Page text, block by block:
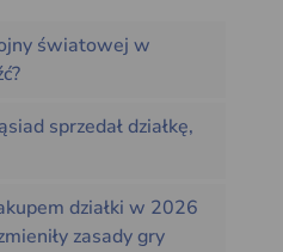
światowej w
sprzedał działkę,
działki w 2026
zasady gry